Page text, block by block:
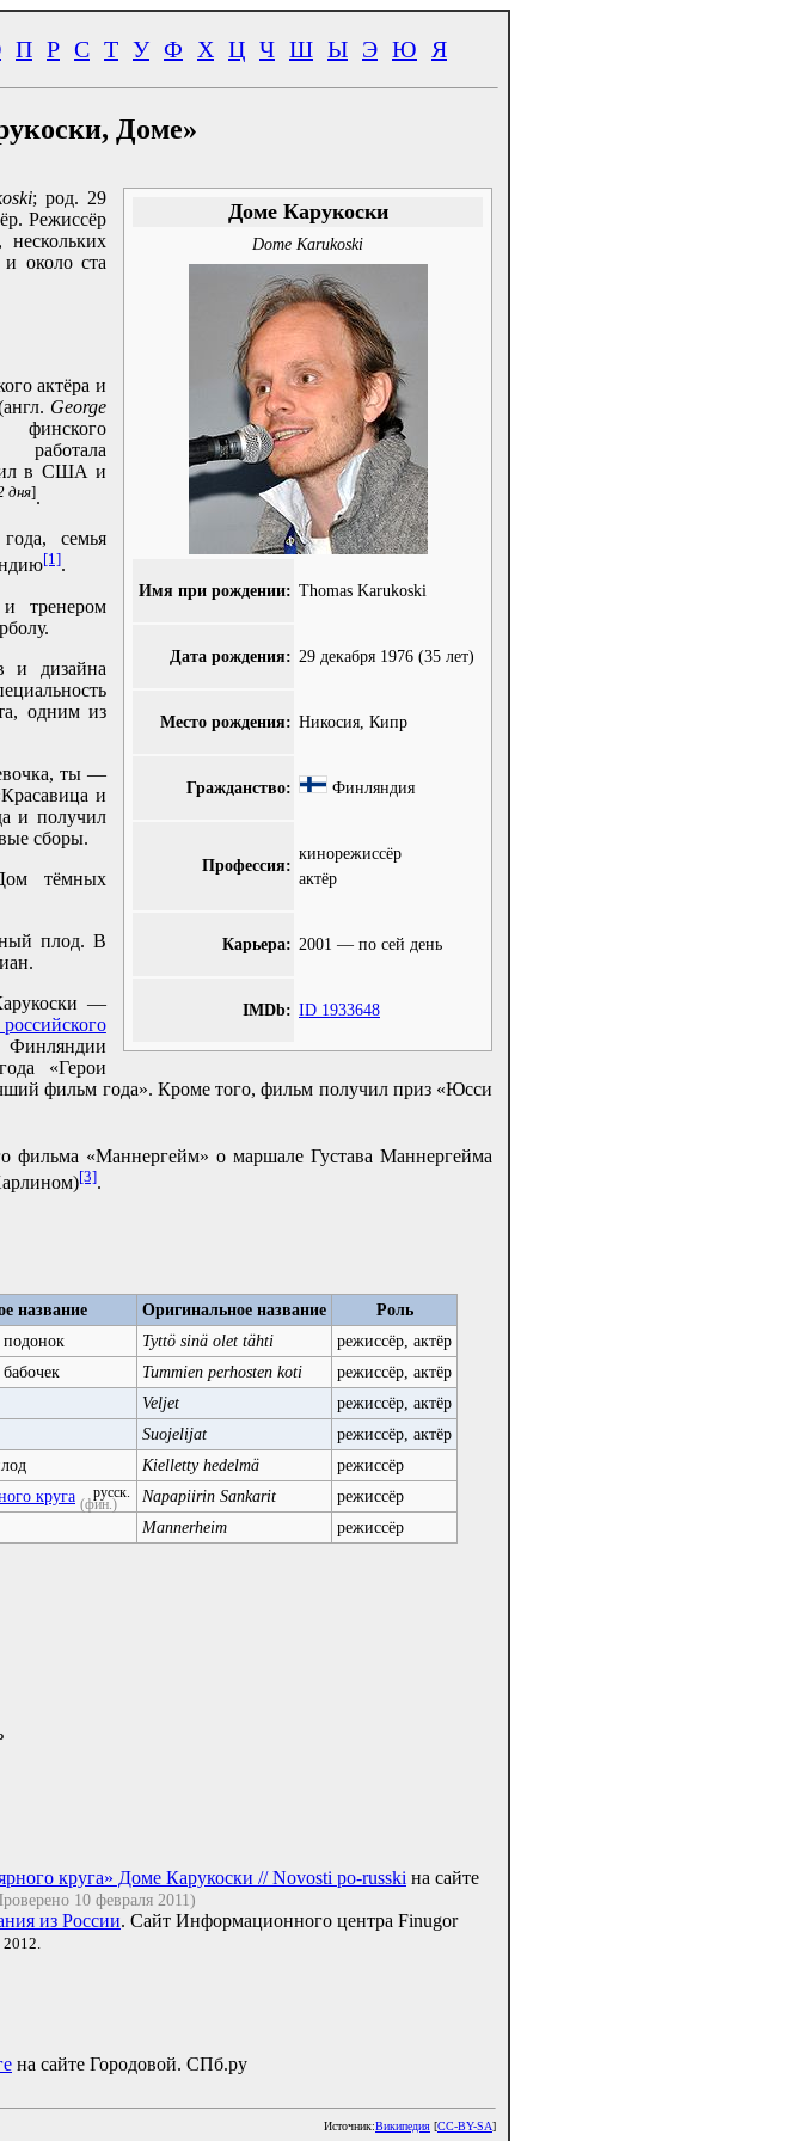
П Р С Т У Ф Х Ц Ч Ш Ы Э Ю Я
Доме»
Доме Карукоски
Dome Karukoski
Имя при рождении: Thomas Karukoski
Дата рождения: 29 декабря 1976 (35 лет)
Место рождения: Никосия, Кипр
Гражданство: Финляндия
Профессия:
кинорежиссёр
актёр
Карьера: 2001 — по сей день
IMDb: ID 1933648
; род. 29
Режиссёр
около ста
актёра и
George
в США и
дня].
семья
[1].
тренером
и дизайна
одним из
ты —
и
и получил
сборы.
тёмных
плод. В
—
Финляндии
«Герои
фильм года». Кроме того, фильм получил приз «Юсси
фильма «Маннергейм» о маршале Густава Маннергейма
[3].
название Оригинальное название
Роль
Tyttö sinä olet tähti
режиссёр, актёр
Tummien perhosten koti
режиссёр, актёр
Veljet
режиссёр, актёр
Suojelijat
режиссёр, актёр
Kielletty hedelmä
режиссёр
круга (фин.)
русск. Napapiirin Sankarit
режиссёр
Mannerheim режиссёр
круга» Доме Карукоски // Novosti po-russki на сайте
10 февраля 2011)
из России. Сайт Информационного центра Finugor
на сайте Городовой. СПб.ру
Источник:Википедия [CC-BY-SA]